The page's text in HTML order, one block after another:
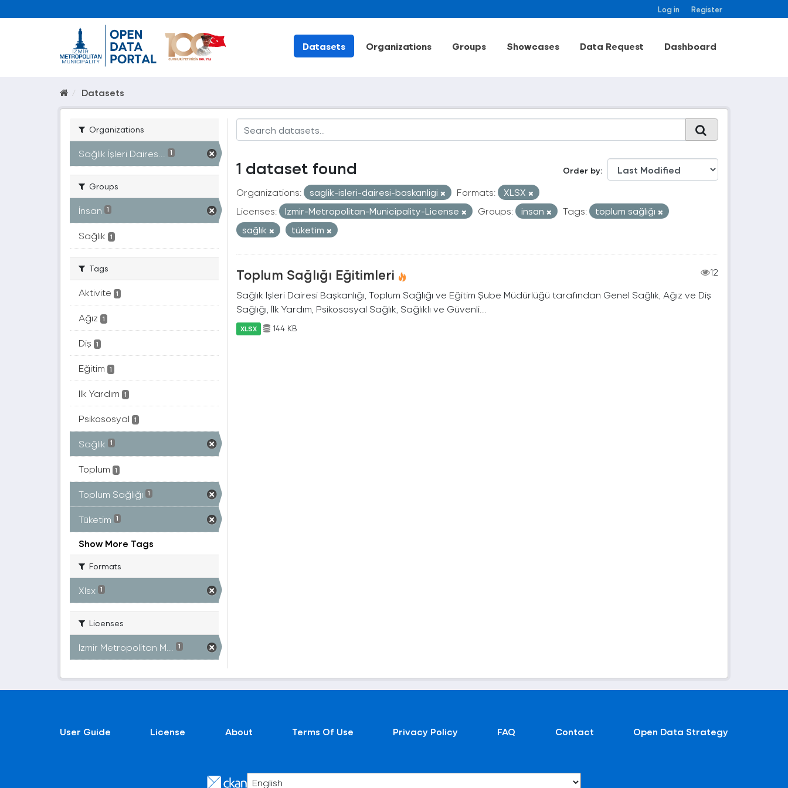
Log in Register
Datasets Organizations Groups Showcases Data Request Dashboard
Datasets
Organizations
Sağlık İşleri Daires... 1
Groups
İnsan 1
Sağlık 1
Tags
Aktivite 1
Ağız 1
Diş 1
Eğitim 1
Ilk Yardım 1
Psikososyal 1
Sağlık 1
Toplum 1
Toplum Sağlığı 1
Tüketim 1
Show More Tags
Formats
Xlsx 1
Licenses
Izmir Metropolitan M... 1
Order by
1 dataset found
Organizations: saglik-isleri-dairesi-baskanligi Formats:
XLSX
Licenses:
Izmir-Metropolitan-Municipality-License Groups: insan Tags:
toplum sağlığı
sağlık
tüketim
Toplum Sağlığı Eğitimleri
12
Sağlık İşleri Dairesi Başkanlığı, Toplum Sağlığı ve Eğitim Şube Müdürlüğü tarafından Genel Sağlık, Ağız ve Diş
Sağlığı, İlk Yardım, Psikososyal Sağlık, Sağlıklı ve Güvenli...
XLSX 144 KB
User Guide License About Terms Of Use Privacy Policy FAQ Contact Open Data Strategy